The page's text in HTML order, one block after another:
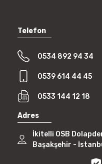
Telefon
0534 892 94 34
0539 614 44 45
0533 144 12 18
Adres
İkitelli OSB
Başakşehir -